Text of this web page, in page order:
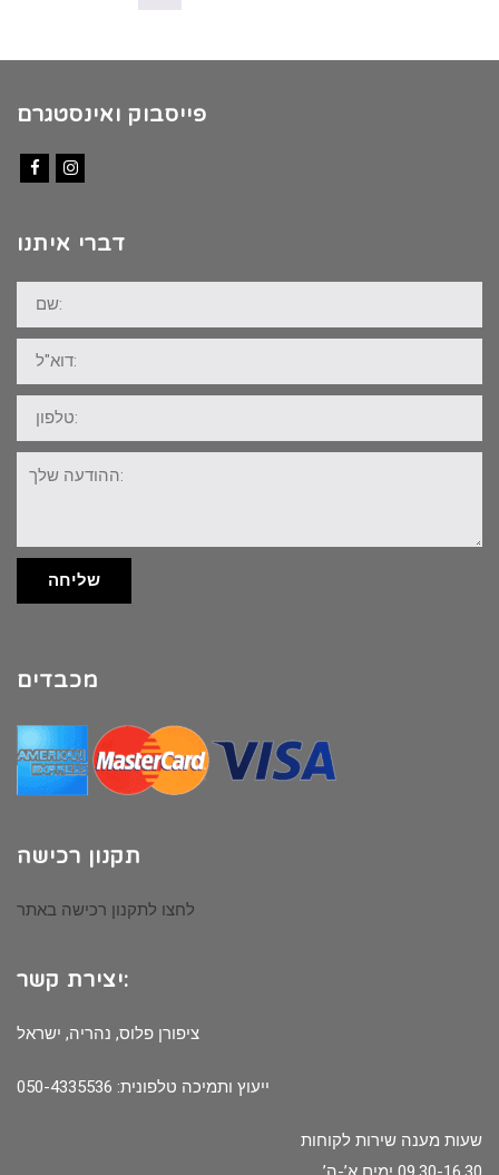
פייסבוק ואינסטגרם
דברי איתנו
שם:
דוא"ל:
טלפון:
ההודעה
שלך:
שליחה
מכבדים
תקנון רכישה
לחצו לתקנון רכישה באתר
יצירת קשר:
ציפורן פלוס, נהריה, ישראל
ייעוץ ותמיכה טלפונית: 050-4335536
שעות מענה שירות לקוחות